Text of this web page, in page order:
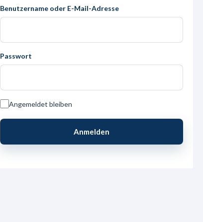
Benutzername oder E-Mail-Adresse
Passwort
Angemeldet bleiben